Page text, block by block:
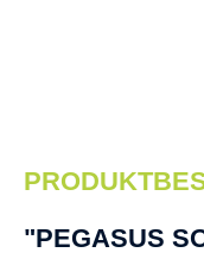
"PEGASUS